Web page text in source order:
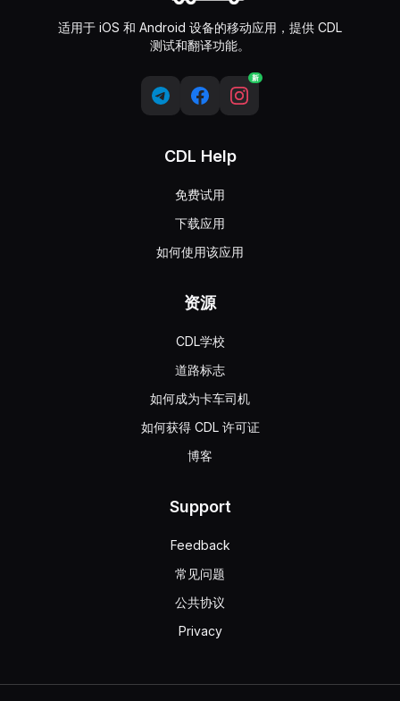
适用于 iOS 和 Android 设备的移动应用，提供 CDL
测试和翻译功能。
新
CDL Help
免费试用
下载应用
如何使用该应用
资源
CDL学校
道路标志
如何成为卡车司机
如何获得 CDL 许可证
博客
Support
Feedback
常见问题
公共协议
Privacy